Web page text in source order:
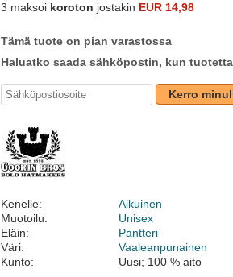
3 maksoi koroton jostakin EUR 14,98
Tämä tuote on pian varastossa
Haluatko saada sähköpostin, kun
Kerro
Kenelle:
Aikuinen
Muotoilu:
Unisex
Eläin:
Pantteri
Väri:
Vaaleanpunainen
Kunto:
Uusi; 100 % aito